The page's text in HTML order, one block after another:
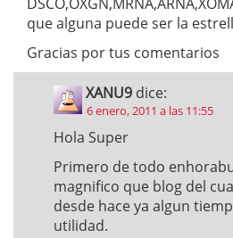
que alguna puede ser la
Gracias por tus comentarios
XANU9 dice:
6 enero, 2011 a las 11:55
Hola Super
Primero de todo
magnifico que blog del
desde hace ya algun
utilidad.